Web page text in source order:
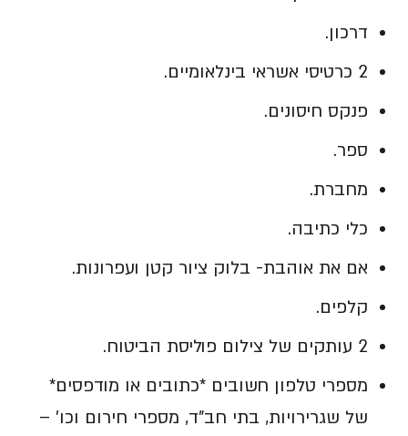
דרכון.
2 כרטיסי אשראי בינלאומיים.
פנקס חיסונים.
ספר.
מחברת.
כלי כתיבה.
אם את אוהבת- בלוק ציור קטן ועפרונות.
קלפים.
2 עותקים של צילום פוליסת הביטוח.
מספרי טלפון חשובים *כתובים או מודפסים*
של שגרירויות, בתי חב"ד, מספרי חירום וכו' –